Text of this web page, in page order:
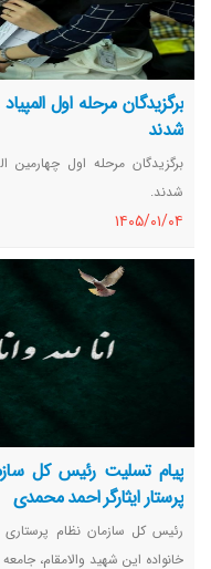
برگزیدگان مرحله اول
شدند
برگزیدگان مرحله اول چهارمین
شدند.
١٤٠٥/٠١/٠٤
پیام تسلیت رئیس کل
پرستار ایثارگر احمد محمدی
رئیس کل سازمان نظام
خانواده این شهید والامقام،